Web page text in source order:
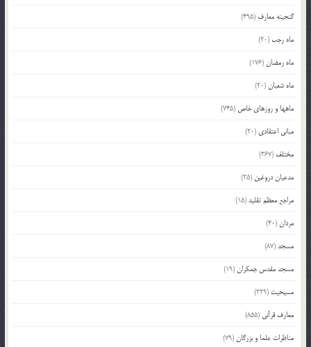
گنجینه معارف (495)
ماه رجب(20)
ماه رمضان(176)
ماه شعبان(20)
ماهها و روزهای خاص (745)
مبانی اعتقادی (20)
مختلف (367)
مدعیان دروغین (25)
مراجع معظم تقلید(15)
مردان(40)
مسجد(87)
مسجد مقدس جمکران(19)
مسیحیت (229)
معارف قرآنی (855)
مناظرات علما و بزرگان(79)